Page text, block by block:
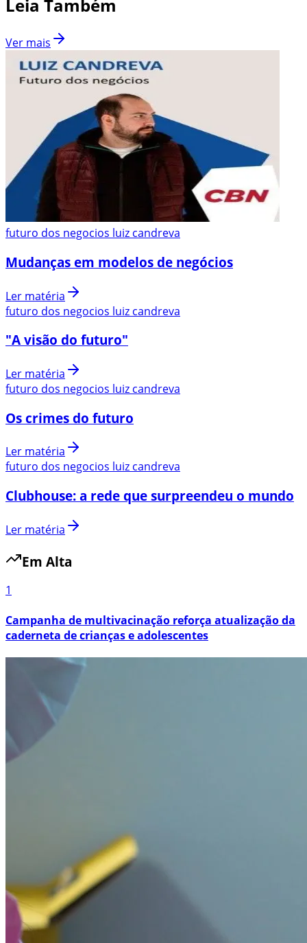
Leia Também
Ver mais
futuro dos negocios luiz candreva
Mudanças em modelos de negócios
Ler matéria
futuro dos negocios luiz candreva
"A visão do futuro"
Ler matéria
futuro dos negocios luiz candreva
Os crimes do futuro
Ler matéria
futuro dos negocios luiz candreva
Clubhouse: a rede que surpreendeu o mundo
Ler matéria
Em Alta
1
Campanha de multivacinação reforça atualização da
caderneta de crianças e adolescentes